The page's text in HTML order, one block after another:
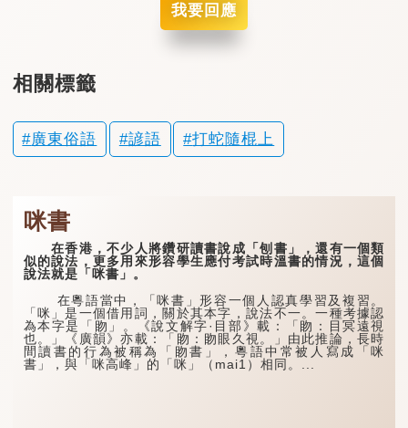
我要回應
相關標籤
廣東俗語 諺語 打蛇隨棍上
咪書
在香港，不少人將鑽研讀書說成「刨書」，還有一個類
似的說法，更多用來形容學生應付考試時溫書的情況，這個
說法就是「咪書」。
在粵語當中，「咪書」形容一個人認真學習及複習。
「咪」是一個借用詞，關於其本字，說法不一。一種考據認
為本字是「䀛」。《說文解字·目部》載：「䀛：目冥遠視
也。」《廣韻》亦載：「䀛：䀛眼久視。」由此推論，長時
間讀書的行為被稱為「䀛書」，粵語中常被人寫成「咪
書」，與「咪高峰」的「咪」（mai1）相同。...